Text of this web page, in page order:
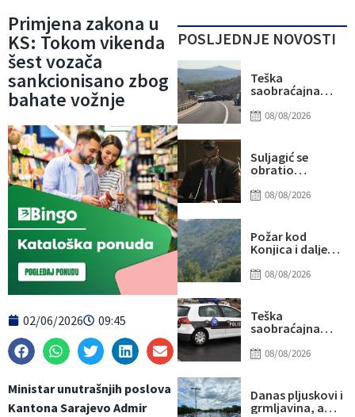
Primjena zakona u
KS: Tokom vikenda
šest vozača
sankcionisano zbog
bahate vožnje
02/06/2026 09:45
Ministar unutrašnjih poslova
Kantona Sarajevo Admir
POSLJEDNJE NOVOSTI
Teška
saobraćajna
Stoca: Više
saobraćaj
potpuno
obustavljen
08/08/2026
Suljagić se
obratio
senatorima i
pridružio
kampanji
zastrašivanja
Bošnjaka!
08/08/2026
Požar kod
Konjica i dalje
manjeg
terenu
08/08/2026
Teška
saobraćajna
Teretno vozilo
biciklistu
08/08/2026
Danas pljuskovi i
grmljavina, a